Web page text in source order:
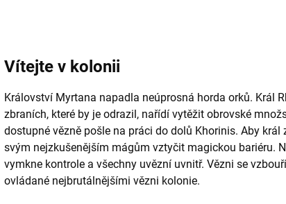
Vítejte v kolonii
Království Myrtana napadla neúprosná horda orků. Král
zbraních, které by je odrazil, nařídí vytěžit obrovské
dostupné vězně pošle na práci do dolů Khorinis. Aby
svým nejzkušenějším mágům vztyčit magickou bariéru.
vymkne kontrole a všechny uvězní uvnitř. Vězni se
ovládané nejbrutálnějšími vězni kolonie.